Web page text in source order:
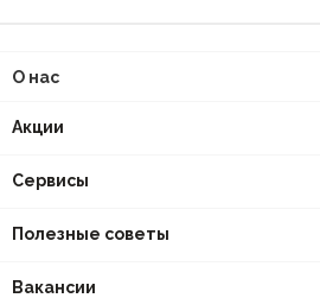
О нас
Акции
Сервисы
Полезные советы
Вакансии